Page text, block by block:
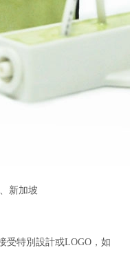
新加坡
受特別設計或LOGO，如